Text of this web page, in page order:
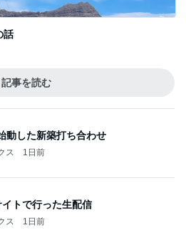
話
記事を読む
動した新築打ち合わせ
ス 1日前
トで行った生配信
ス 1日前